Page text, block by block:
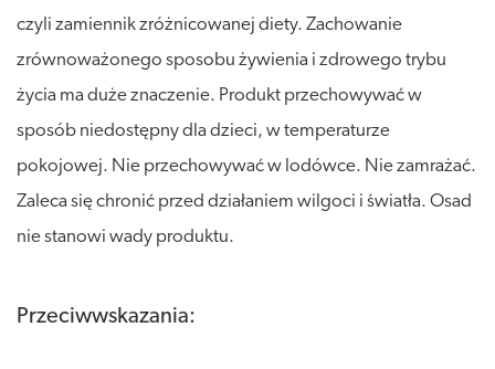
czyli zamiennik zróżnicowanej diety. Zachowanie
zrównoważonego sposobu żywienia i zdrowego trybu
życia ma duże znaczenie. Produkt przechowywać w
sposób niedostępny dla dzieci, w temperaturze
pokojowej. Nie przechowywać w lodówce. Nie zamrażać.
Zaleca się chronić przed działaniem wilgoci i światła. Osad
nie stanowi wady produktu.
Przeciwwskazania: